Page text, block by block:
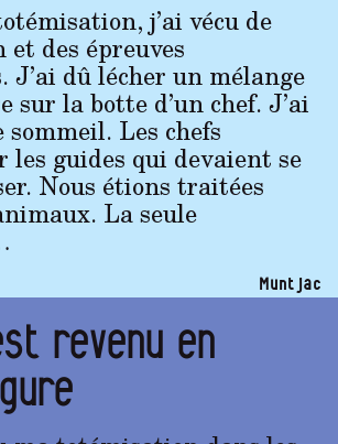
j’ai vécu de
des épreuves
J’ai dû lécher un mélange
sur la botte d’un chef. J’ai
sommeil. Les chefs
guides qui devaient se
Nous étions traitées
La seule
Muntjac
revenu en